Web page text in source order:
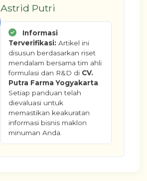
Astrid Putri
Informasi
Terverifikasi: Artikel ini
disusun berdasarkan riset
mendalam bersama tim ahli
formulasi dan R&D di CV.
Putra Farma Yogyakarta
Setiap panduan telah
dievaluasi untuk
memastikan keakuratan
informasi bisnis maklon
minuman Anda.